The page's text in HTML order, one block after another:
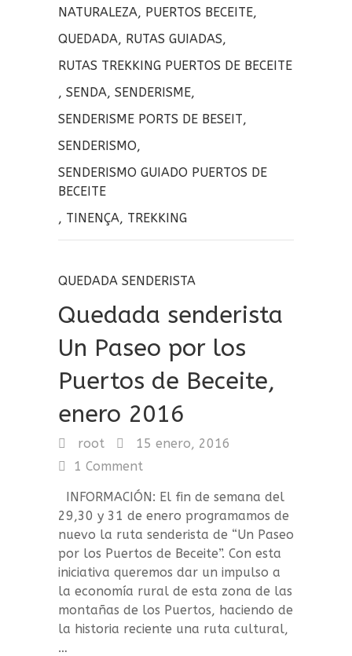
o
k
rt
ir
NATURALEZA, PUERTOS BECEITE,
QUEDADA, RUTAS GUIADAS,
RUTAS TREKKING PUERTOS DE BECEITE
, SENDA, SENDERISME,
SENDERISME PORTS DE BESEIT,
SENDERISMO,
SENDERISMO GUIADO PUERTOS DE
BECEITE
, TINENÇA, TREKKING
QUEDADA SENDERISTA
Quedada senderista
Un Paseo por los
Puertos de Beceite,
enero 2016
root
15 enero, 2016
1 Comment
INFORMACIÓN: El fin de semana del
29,30 y 31 de enero programamos de
nuevo la ruta senderista de “Un Paseo
por los Puertos de Beceite”. Con esta
iniciativa queremos dar un impulso a
la economía rural de esta zona de las
montañas de los Puertos, haciendo de
la historia reciente una ruta cultural,
…